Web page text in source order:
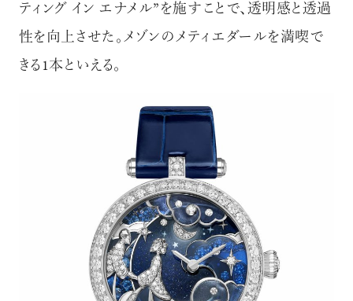
ティング イン エナメル”を施すことで、透明感と透過
性を向上させた。メゾンのメティエダールを満喫で
きる1本といえる。